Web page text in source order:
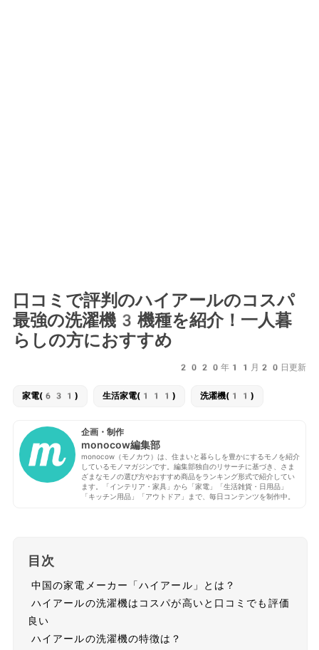
口コミで評判のハイアールのコスパ
最強の洗濯機3機種を紹介！一人暮
らしの方におすすめ
2020年11月20日更新
家電(631) 生活家電(111) 洗濯機(11)
企画・制作
monocow編集部
monocow（モノカウ）は、住まいと暮らしを豊かにするモノを紹介
しているモノマガジンです。編集部独自のリサーチに基づき、さま
ざまなモノの選び方やおすすめ商品をランキング形式で紹介してい
ます。「インテリア・家具」から「家電」「生活雑貨・日用品」
「キッチン用品」「アウトドア」まで、毎日コンテンツを制作中。
目次
中国の家電メーカー「ハイアール」とは？
ハイアールの洗濯機はコスパが高いと口コミでも評価
良い
ハイアールの洗濯機の特徴は？